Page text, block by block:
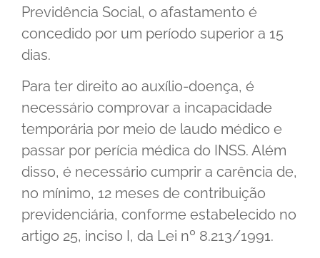
Previdência Social, o afastamento é
concedido por um período superior a 15
dias.
Para ter direito ao auxílio-doença, é
necessário comprovar a incapacidade
temporária por meio de laudo médico e
passar por perícia médica do INSS. Além
disso, é necessário cumprir a carência de,
no mínimo, 12 meses de contribuição
previdenciária, conforme estabelecido no
artigo 25, inciso I, da Lei nº 8.213/1991.